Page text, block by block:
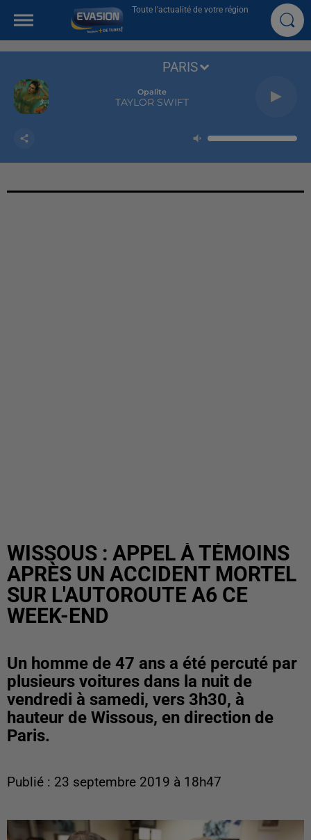
Toute l'actualité de votre région
Opalite
TAYLOR SWIFT
PARIS
WISSOUS : APPEL À TÉMOINS
APRÈS UN ACCIDENT MORTEL
SUR L'AUTOROUTE A6 CE
WEEK-END
Un homme de 47 ans a été percuté par
plusieurs voitures dans la nuit de
vendredi à samedi, vers 3h30, à
hauteur de Wissous, en direction de
Paris.
Publié : 23 septembre 2019 à 18h47